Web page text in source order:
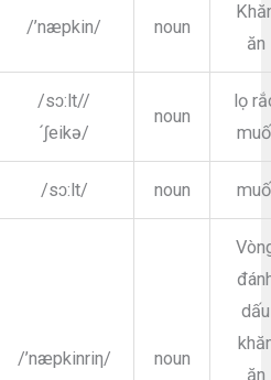
/’næpkin/ noun
ăn
/sɔ:lt//
´ʃeikə/
noun
lọ
/sɔ:lt/ noun
/’næpkinriη/ noun
dấu
ăn